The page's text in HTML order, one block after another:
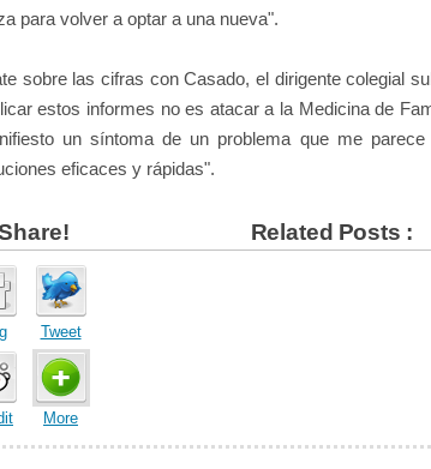
para volver a optar a una nueva".
sobre las cifras con Casado, el dirigente colegial
estos informes no es atacar a la Medicina de
un síntoma de un problema que me
eficaces y rápidas".
Tweet
More
Related Posts :